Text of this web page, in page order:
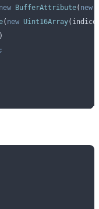
BufferAttribute( new
( new Uint16Array(